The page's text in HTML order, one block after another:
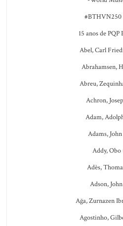
#BTHVN250
15 anos de PQP
Abel, Carl
Abrahamsen,
Abreu,
Achron,
Adam,
Adams, John
Addy, Obo
Adès,
Adson, John
Ağa, Zurnazen
Agostinho,